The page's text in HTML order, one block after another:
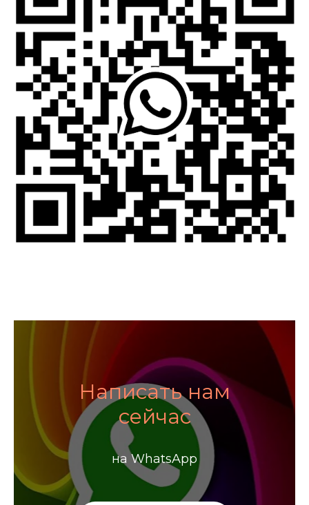
Написать нам
сейчас
на WhatsApp